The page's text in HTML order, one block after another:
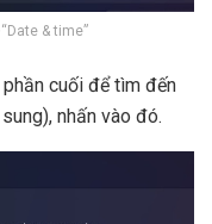
& time”
cuối để tìm đến
nhấn vào đó.